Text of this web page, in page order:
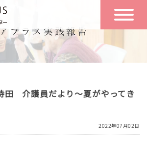
一日の流れ
空き状況
田 介護員だより～夏がやってき
2022年07月02日